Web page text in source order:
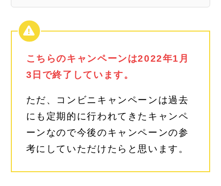
こちらのキャンペーンは2022年1月
3日で終了しています。
ただ、コンビニキャンペーンは過去
にも定期的に行われてきたキャンペ
ーンなので今後のキャンペーンの参
考にしていただけたらと思います。